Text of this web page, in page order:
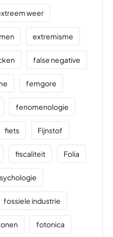
weer
extremisme
false negative
femgore
fenomenologie
fiets Fijnstof
fiscaliteit Folia
fossiele industrie
fotonica